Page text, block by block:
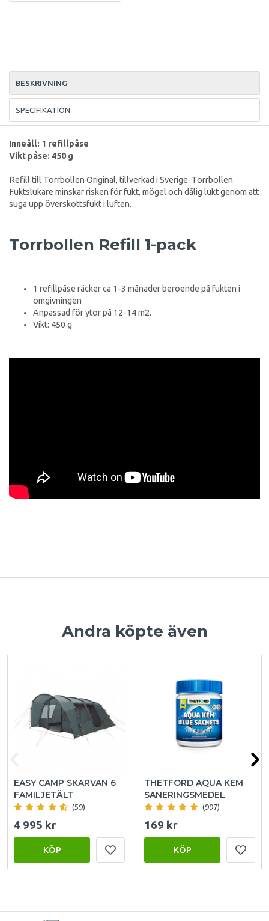
BESKRIVNING
SPECIFIKATION
Inneåll: 1 refillpåse
Vikt påse: 450 g
Refill till Torrbollen Original, tillverkad i Sverige. Torrbollen
Fuktslukare minskar risken för fukt, mögel och dålig lukt genom att
suga upp överskottsfukt i luften.
Torrbollen Refill 1-pack
1 refillpåse räcker ca 1-3 månader beroende på fukten i
omgivningen
Anpassad för ytor på 12-14 m2.
Vikt: 450 g
Andra köpte även
EASY CAMP SKARVAN 6
FAMILJETÄLT
(59)
4 995 kr
KÖP
THETFORD AQUA KEM
SANERINGSMEDEL
(997)
169 kr
KÖP